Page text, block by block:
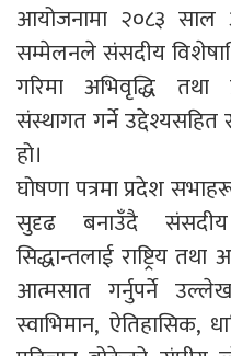
आयोजनामा २०८३
सम्मेलनले संसदीय
गरिमा अभिवृद्धि तथा
संस्थागत गर्ने उद्देश्यसहित
हो।
घोषणा पत्रमा प्रदेश
सुदृढ बनाउँदै संसदीय
सिद्धान्तलाई राष्ट्रिय
आत्मसात गर्नुपर्ने
स्वाभिमान, ऐतिहासिक,